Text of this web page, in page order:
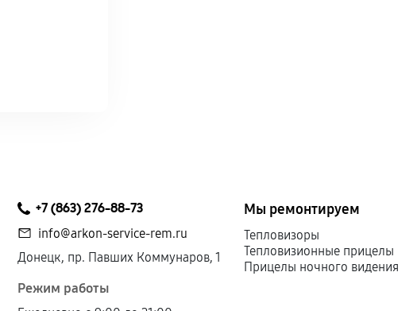
+7 (863) 276-88-73
info@arkon-service-rem.ru
Донецк, пр. Павших Коммунаров, 1
Режим работы
Мы ремонтируем
Тепловизоры
Тепловизионные прицелы
Прицелы ночного видения